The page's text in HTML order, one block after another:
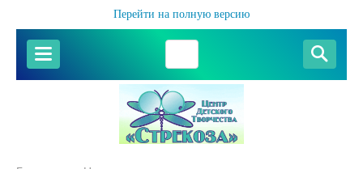
Перейти на полную версию